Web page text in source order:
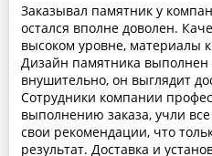
Заказывал памятник у
остался вполне доволен.
высоком уровне, материалы
Дизайн памятника выполнен
внушительно, он выглядит
Сотрудники компании
выполнению заказа, учли
свои рекомендации, что
результат. Доставка и